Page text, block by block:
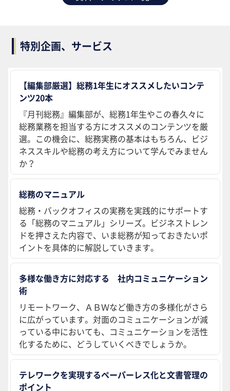
特別企画、サービス
【編集部厳選】総務1年生にオススメしたいコンテ
ンツ20本
『月刊総務』編集部が、総務1年生やこの春久々に
総務業務を担当する方にオススメのコンテンツを厳
選。この機会に、総務実務の基本はもちろん、ビジ
ネススキルや総務の考え方について学んでみません
か？
総務のマニュアル
総務・バックオフィスの実務を実践的にサポートす
る「総務のマニュアル」シリーズ。ビジネストレン
ドを押さえた内容で、いま総務が知っておきたいポ
イントを具体的に解説していきます。
多様な働き方に対応する 社内コミュニケーション
術
リモートワーク、ＡＢＷなど働き方の多様化がさら
に広がっています。対面のコミュニケーションが減
っている中においても、コミュニケーションを活性
化するために、どうしていくべきでしょうか。
テレワークを実現するペーパーレス化と文書管理の
ポイント